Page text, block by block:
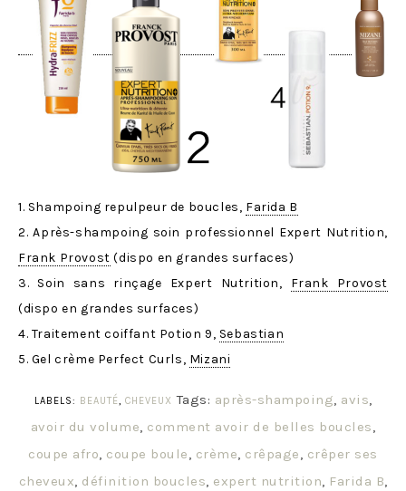
1. Shampoing repulpeur de boucles, Farida B
2. Après-shampoing soin professionnel Expert Nutrition,
Frank Provost (dispo en grandes surfaces)
3. Soin sans rinçage Expert Nutrition, Frank Provost
(dispo en grandes surfaces)
4. Traitement coiffant Potion 9, Sebastian
5. Gel crème Perfect Curls, Mizani
LABELS: BEAUTÉ, CHEVEUX Tags: après-shampoing, avis,
avoir du volume, comment avoir de belles boucles,
coupe afro, coupe boule, crème, crêpage, crêper ses
cheveux, définition boucles, expert nutrition, Farida B,